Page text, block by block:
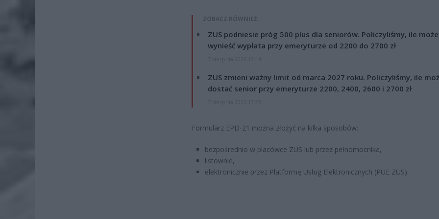
ZOBACZ RÓWNIEŻ:
ZUS podniesie próg 500 plus dla seniorów. Policzyliśmy, ile może
wynieść wypłata przy emeryturze od 2200 do 2700 zł
ZUS zmieni ważny limit od marca 2027 roku. Policzyliśmy, ile
dostać senior przy emeryturze 2200, 2400, 2600 i 2700 zł
Formularz EPD-21 można złożyć na kilka sposobów:
bezpośrednio w placówce ZUS lub przez pełnomocnika,
listownie,
elektronicznie przez Platformę Usług Elektronicznych (PUE ZUS).